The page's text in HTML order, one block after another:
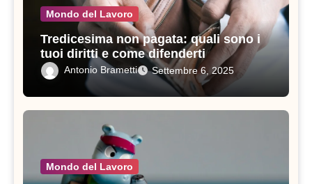
Mondo del Lavoro
Tredicesima non pagata: quali sono i
tuoi diritti e come difenderti
Antonio Brametti Settembre 6, 2025
Mondo del Lavoro